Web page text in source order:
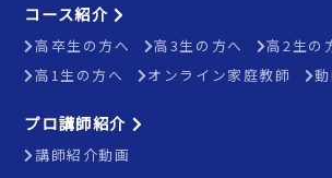
コース紹介
高卒生の方へ 高3生の方へ
高2生の
高1生の方へ
オンライン家庭教師
プロ講師紹介
講師紹介動画